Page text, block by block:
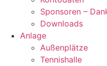
Sponsoren –
Downloads
Anlage
Außenplätze
Tennishalle